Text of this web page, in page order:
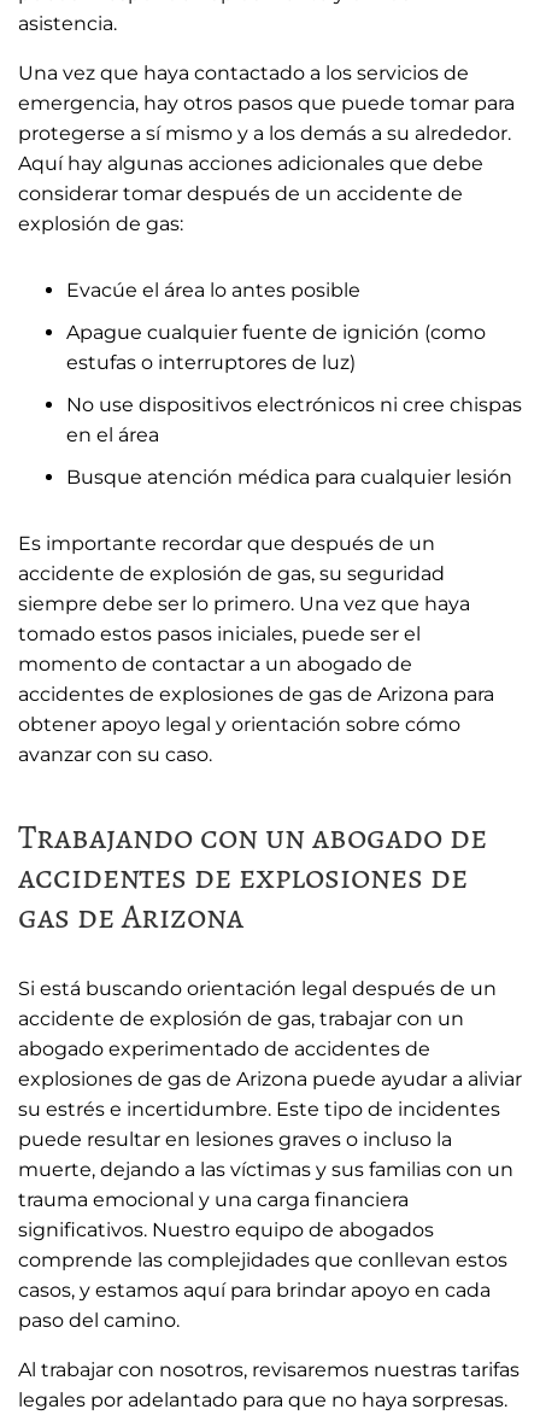
asistencia.
Una vez que haya contactado a los servicios de
emergencia, hay otros pasos que puede tomar para
protegerse a sí mismo y a los demás a su alrededor.
Aquí hay algunas acciones adicionales que debe
considerar tomar después de un accidente de
explosión de gas:
Evacúe el área lo antes posible
Apague cualquier fuente de ignición (como
estufas o interruptores de luz)
No use dispositivos electrónicos ni cree chispas
en el área
Busque atención médica para cualquier lesión
Es importante recordar que después de un
accidente de explosión de gas, su seguridad
siempre debe ser lo primero. Una vez que haya
tomado estos pasos iniciales, puede ser el
momento de contactar a un abogado de
accidentes de explosiones de gas de Arizona para
obtener apoyo legal y orientación sobre cómo
avanzar con su caso.
Trabajando con un abogado de
accidentes de explosiones de
gas de Arizona
Si está buscando orientación legal después de un
accidente de explosión de gas, trabajar con un
abogado experimentado de accidentes de
explosiones de gas de Arizona puede ayudar a aliviar
su estrés e incertidumbre. Este tipo de incidentes
puede resultar en lesiones graves o incluso la
muerte, dejando a las víctimas y sus familias con un
trauma emocional y una carga financiera
significativos. Nuestro equipo de abogados
comprende las complejidades que conllevan estos
casos, y estamos aquí para brindar apoyo en cada
paso del camino.
Al trabajar con nosotros, revisaremos nuestras tarifas
legales por adelantado para que no haya sorpresas.